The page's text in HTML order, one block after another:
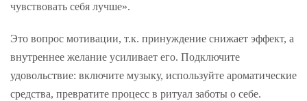
чувствовать себя лучше».
Это вопрос мотивации, т.к. принуждение снижает эффект, а
внутреннее желание усиливает его. Подключите
удовольствие: включите музыку, используйте ароматические
средства, превратите процесс в ритуал заботы о себе.